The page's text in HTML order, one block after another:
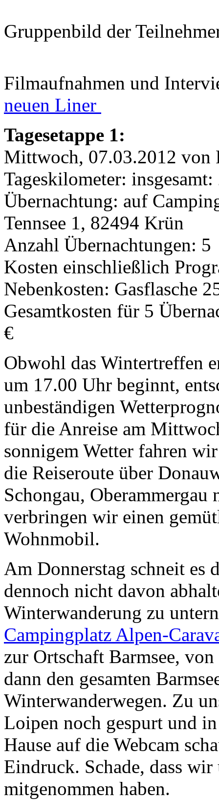
Gruppenbild der
Filmaufnahmen und
neuen Liner
Tagesetappe 1:
Mittwoch, 07.03.2012 von
Tageskilometer:
Übernachtung: auf
Tennsee 1, 82494 Krün
Anzahl Übernachtungen: 5
Kosten einschließlich
Nebenkosten: Gasflasche
Gesamtkosten für 5
€
Obwohl das Wintertreffen
um 17.00 Uhr beginnt,
unbeständigen
für die Anreise am
sonnigem Wetter fahren
die Reiseroute über
Schongau,
verbringen wir einen
Wohnmobil.
Am Donnerstag schneit es
dennoch nicht davon
Winterwanderung zu
Campingplatz Alpen-
zur Ortschaft Barmsee,
dann den gesamten
Winterwanderwegen. Zu
Loipen noch gespurt und
Hause auf die Webcam
Eindruck. Schade, dass
mitgenommen haben.